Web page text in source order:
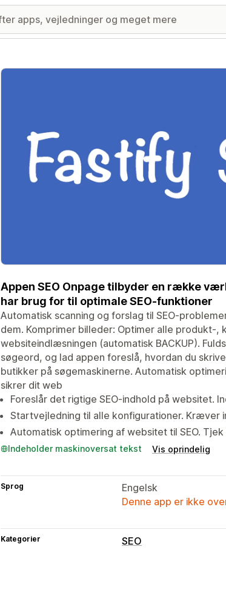
Galleri med udvalgte billeder
Appen SEO Onpage tilbyder en række
har brug for til optimale SEO-funktioner
Automatisk scanning og forslag til SEO-
dem. Komprimer billeder: Optimer alle
websiteindlæsningen (automatisk BACKUP).
søgeord, og lad appen foreslå, hvordan du
butikker på søgemaskinerne. Automatisk
sikrer dit web
Foreslår det rigtige SEO-indhold på websitet.
Startvejledning til alle konfigurationer. Kræver
Automatisk optimering af websitet til SEO.
Indeholder maskinoversat tekst Vis oprindelig
Sprog
Engelsk
Denne app er ikke
Kategorier SEO